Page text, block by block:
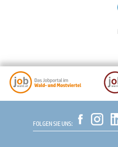
FOLGEN SIE UNS: